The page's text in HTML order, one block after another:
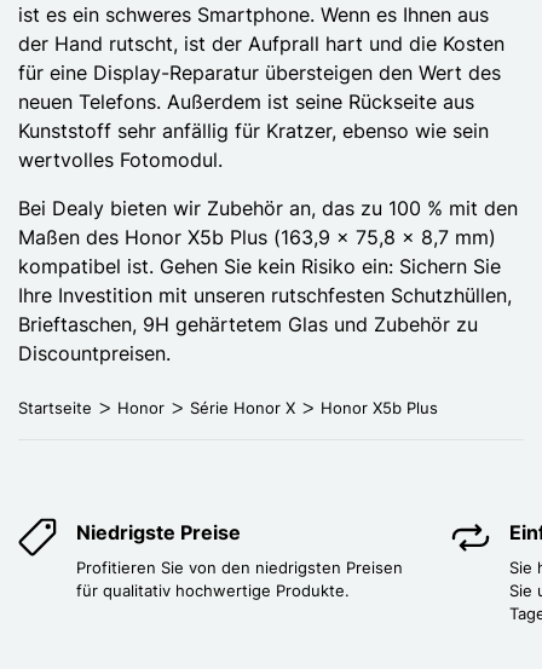
ist es ein schweres Smartphone. Wenn es Ihnen aus
der Hand rutscht, ist der Aufprall hart und die Kosten
für eine Display-Reparatur übersteigen den Wert des
neuen Telefons. Außerdem ist seine Rückseite aus
Kunststoff sehr anfällig für Kratzer, ebenso wie sein
wertvolles Fotomodul.
Bei Dealy bieten wir Zubehör an, das zu 100 % mit den
Maßen des Honor X5b Plus (163,9 x 75,8 x 8,7 mm)
kompatibel ist. Gehen Sie kein Risiko ein: Sichern Sie
Ihre Investition mit unseren rutschfesten Schutzhüllen,
Brieftaschen, 9H gehärtetem Glas und Zubehör zu
Discountpreisen.
Startseite Honor Série Honor X Honor X5b Plus
Niedrigste Preise
Profitieren Sie von den niedrigsten Preisen
für qualitativ hochwertige Produkte.
Sie
Sie